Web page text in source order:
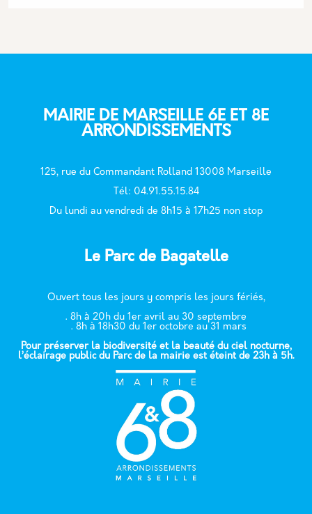
MAIRIE DE MARSEILLE 6E ET 8E
ARRONDISSEMENTS
125, rue du Commandant Rolland 13008 Marseille
T él: 04.91.55.15.84
Du lundi au vendredi de 8h15 à 17h25 non stop
Le Parc de Bagatelle
Ouvert tous les jours y compris les jours fériés,
. 8h à 20h du 1er avril au 30 septembre
. 8h à 18h30 du 1er octobre au 31 mars
Pour préserver la biodiversité et la beauté du ciel nocturne,
l’éclairage public du Parc de la mairie est éteint de 23h à 5h.